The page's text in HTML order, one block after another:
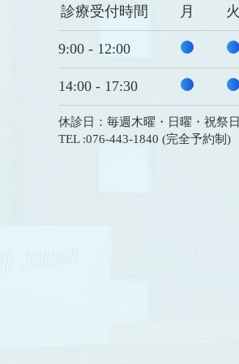
診療受付時間 月 火
9:00 - 12:00
14:00 - 17:30
休診日：毎週木曜・日曜・祝祭日
TEL :076-443-1840 (完全予約制)